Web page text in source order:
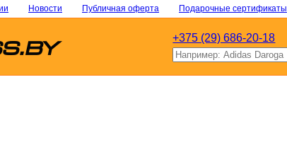
Новости Публичная оферта Подарочные сертификаты
+375 (29) 686-20-18